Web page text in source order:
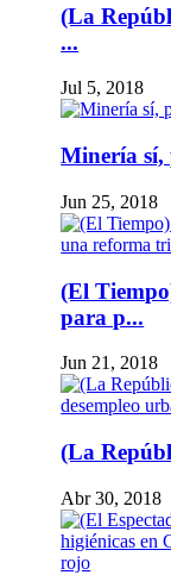
(La
...
Jul 5, 2018
Minería sí,
Jun 25, 2018
(El
para p...
Jun 21, 2018
(La
Abr 30, 2018